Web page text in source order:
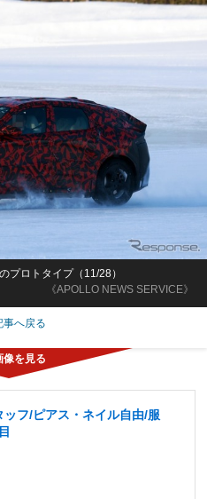
《APOLLO NEWS SERVICE》
プロトタイプ（11/28）
事へ戻る
ッフ/ピアス・ネイル自由/服